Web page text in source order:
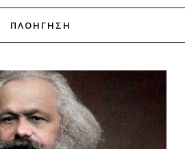
ΠΛΟΗΓΗΣΗ